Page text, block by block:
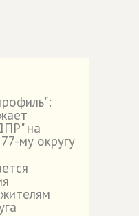
на
му округу